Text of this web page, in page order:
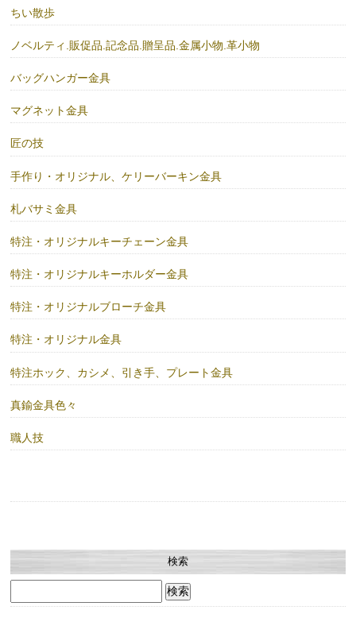
ちい散歩
ノベルティ.販促品.記念品.贈呈品.金属小物.革小物
バッグハンガー金具
マグネット金具
匠の技
手作り・オリジナル、ケリーバーキン金具
札バサミ金具
特注・オリジナルキーチェーン金具
特注・オリジナルキーホルダー金具
特注・オリジナルブローチ金具
特注・オリジナル金具
特注ホック、カシメ、引き手、プレート金具
真鍮金具色々
職人技
検索
索: